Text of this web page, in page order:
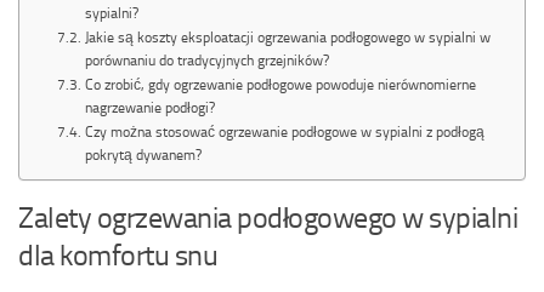
sypialni?
Jakie są koszty eksploatacji ogrzewania podłogowego w sypialni w
porównaniu do tradycyjnych grzejników?
Co zrobić, gdy ogrzewanie podłogowe powoduje nierównomierne
nagrzewanie podłogi?
Czy można stosować ogrzewanie podłogowe w sypialni z podłogą
pokrytą dywanem?
Zalety ogrzewania podłogowego w sypialni
dla komfortu snu